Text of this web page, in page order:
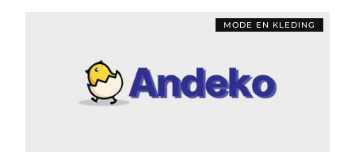
MODE EN KLEDING